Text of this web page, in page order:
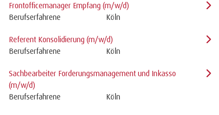
Frontofficemanager Empfang (m/w/d)
Berufserfahrene
Köln
Referent Konsolidierung (m/w/d)
Berufserfahrene
Köln
Sachbearbeiter Forderungsmanagement und Inkasso
(m/w/d)
Berufserfahrene
Köln